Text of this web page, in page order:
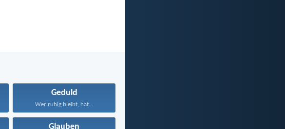
Geduld
Wer ruhig bleibt, hat...
Glauben